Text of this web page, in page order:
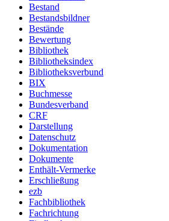
Bestand
Bestandsbildner
Bestände
Bewertung
Bibliothek
Bibliotheksindex
Bibliotheksverbund
BIX
Buchmesse
Bundesverband
CRF
Darstellung
Datenschutz
Dokumentation
Dokumente
Enthält-Vermerke
Erschließung
ezb
Fachbibliothek
Fachrichtung